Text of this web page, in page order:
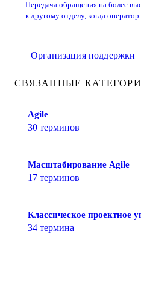
Передача обращения на более
к другому отделу, когда
Организация поддержки
СВЯЗАННЫЕ
Agile
30 терминов
Масштабирование Agile
17 терминов
Классическое проектное
34 термина